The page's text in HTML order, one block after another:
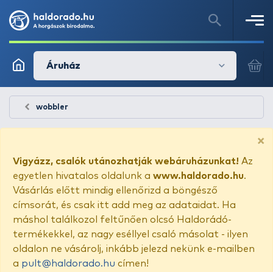
Áruház
wobbler
×
Vigyázz, csalók utánozhatják webáruházunkat! Az
egyetlen hivatalos oldalunk a www.haldorado.hu.
Vásárlás előtt mindig ellenőrizd a böngésző
címsorát, és csak itt add meg az adataidat. Ha
máshol találkozol feltűnően olcsó Haldorádó-
termékekkel, az nagy eséllyel csaló másolat - ilyen
oldalon ne vásárolj, inkább jelezd nekünk e-mailben
a pult@haldorado.hu címen!